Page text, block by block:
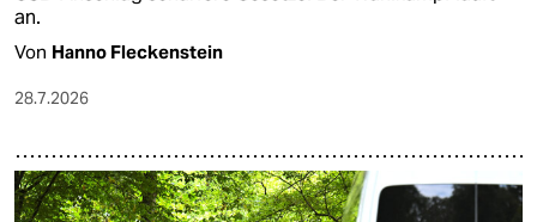
an.
Von Hanno Fleckenstein
28.7.2026